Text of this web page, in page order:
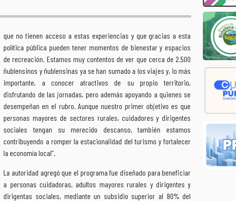
que no tienen acceso a estas experiencias y que gracias a esta
política pública pueden tener momentos de bienestar y espacios
de recreación. Estamos muy contentos de ver que cerca de 2.500
ñublensinos y ñublensinas ya se han sumado a los viajes y, lo más
importante, a conocer atractivos de su propio territorio,
disfrutando de las jornadas, pero además apoyando a quienes se
desempeñan en el rubro. Aunque nuestro primer objetivo es que
personas mayores de sectores rurales, cuidadores y dirigentes
sociales tengan su merecido descanso, también estamos
contribuyendo a romper la estacionalidad del turismo y fortalecer
la economía local”.
La autoridad agregó que el programa fue diseñado para beneficiar
a personas cuidadoras, adultos mayores rurales y dirigentes y
dirigentas sociales, mediante un subsidio superior al 80% del